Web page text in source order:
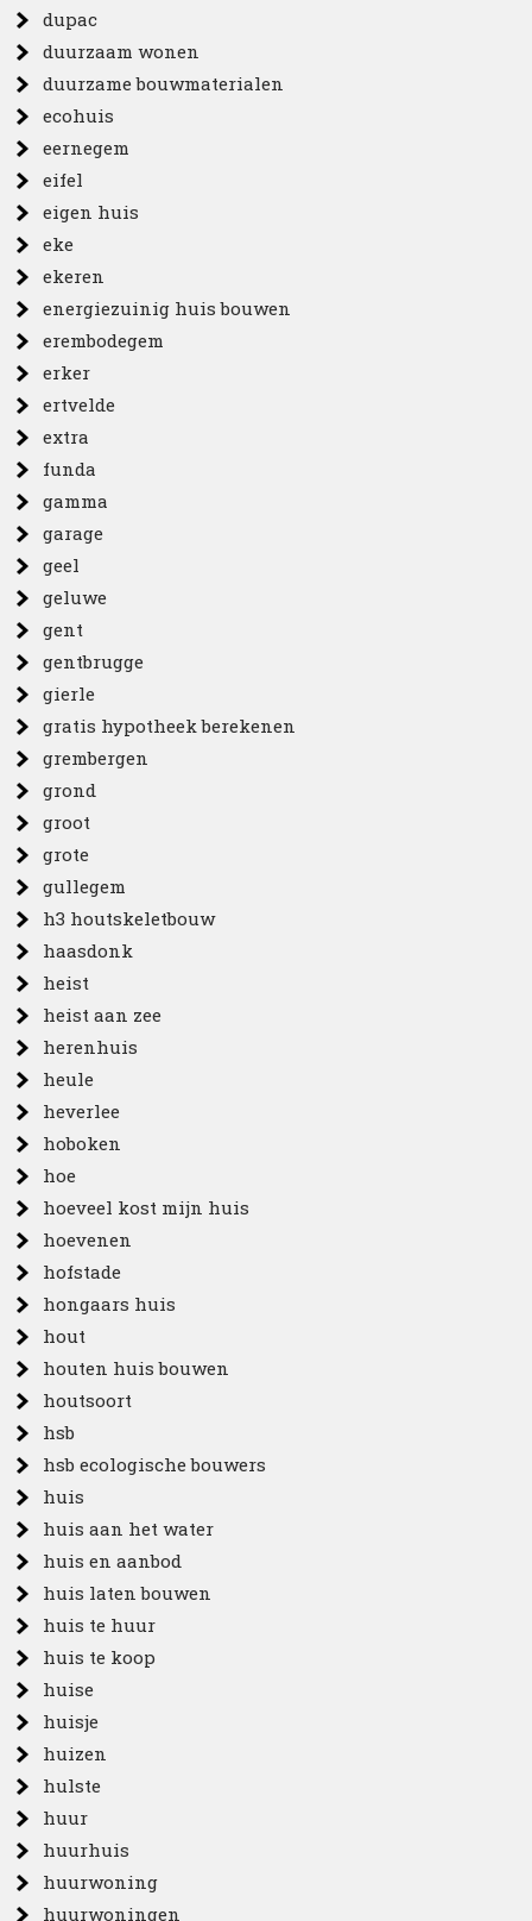
dupac
duurzaam wonen
duurzame bouwmaterialen
ecohuis
eernegem
eifel
eigen huis
eke
ekeren
energiezuinig huis bouwen
erembodegem
erker
ertvelde
extra
funda
gamma
garage
geel
geluwe
gent
gentbrugge
gierle
gratis hypotheek berekenen
grembergen
grond
groot
grote
gullegem
h3 houtskeletbouw
haasdonk
heist
heist aan zee
herenhuis
heule
heverlee
hoboken
hoe
hoeveel kost mijn huis
hoevenen
hofstade
hongaars huis
hout
houten huis bouwen
houtsoort
hsb
hsb ecologische bouwers
huis
huis aan het water
huis en aanbod
huis laten bouwen
huis te huur
huis te koop
huise
huisje
huizen
hulste
huur
huurhuis
huurwoning
huurwoningen